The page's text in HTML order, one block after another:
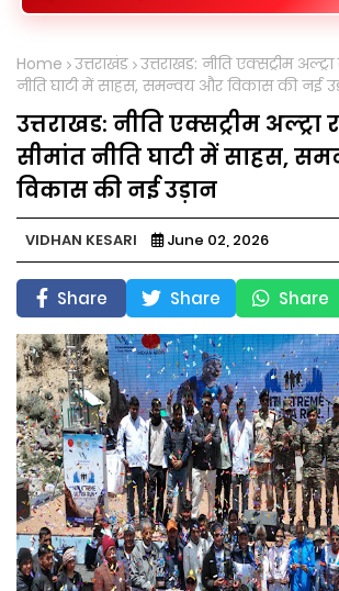
Home उत्तराखंड उत्तराखड: नीति एक्सट्रीम
नीति घाटी में साहस, समन्वय और विकास की नई
उत्तराखड: नीति एक्सट्रीम
सीमांत नीति घाटी में साहस,
विकास की नई उड़ान
VIDHAN KESARI June 02, 2026
Share Share Share